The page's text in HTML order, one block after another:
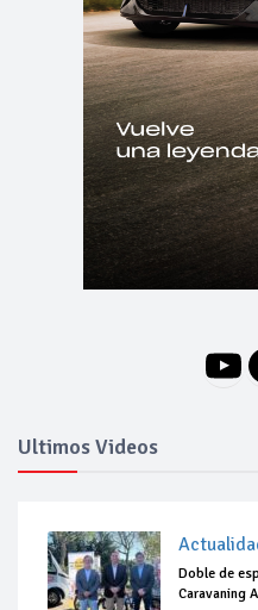
Ultimos Videos
Doble de
Caravaning